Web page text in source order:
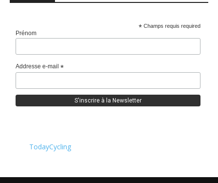
* Champs requis required
Prénom
Addresse e-mail*
TodayCycling